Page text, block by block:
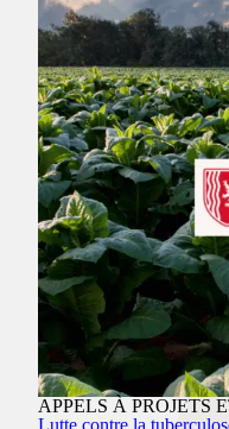
APPELS À PROJETS
Lutte contre la